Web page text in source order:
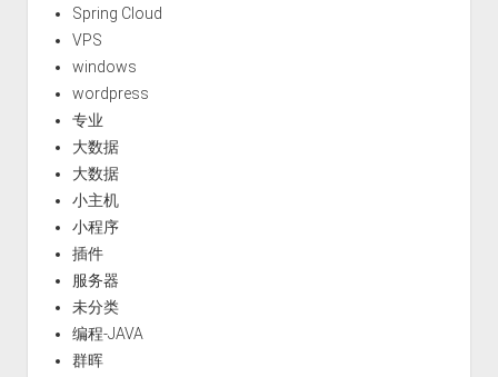
Spring Cloud
VPS
windows
wordpress
专业
大数据
大数据
小主机
小程序
插件
服务器
未分类
编程-JAVA
群晖